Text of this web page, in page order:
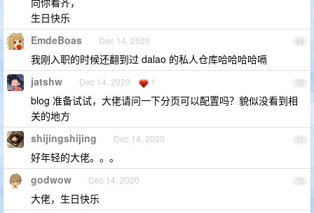
生日快乐
69
EmdeBoas Dec 14, 2020
我刚入职的时候还翻到过 dalao 的私人仓库哈哈哈哈嗝
70
jatshw Dec 14, 2020 1
blog 准备试试，大佬请问一下分页可以配置吗？貌似没看到相
关的地方
71
shijingshijing Dec 14, 2020
好年轻的大佬。。。
72
godwow Dec 14, 2020
大佬，生日快乐